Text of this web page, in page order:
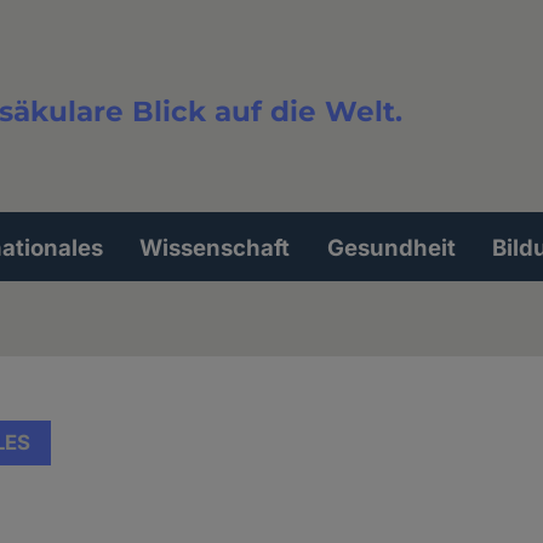
Blick auf die Welt.
Wissenschaft Gesundheit